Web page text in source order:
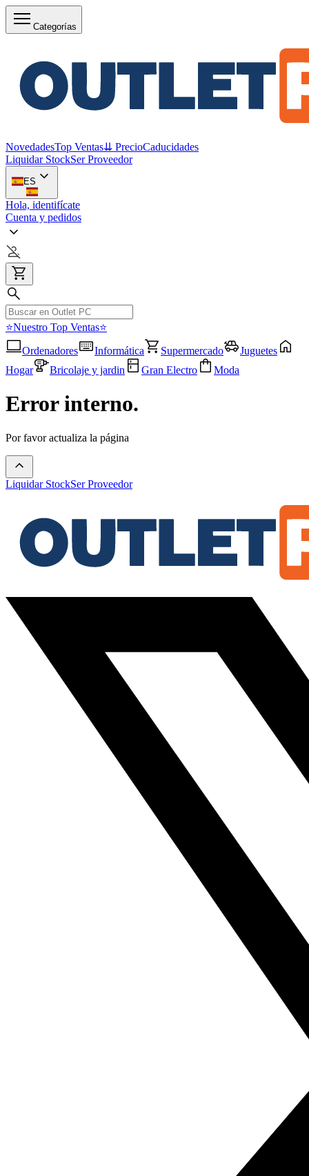
Categorías
NovedadesTop Ventas⇊ PrecioCaducidades
Liquidar StockSer Proveedor
ES
Hola, identifícate
Cuenta y pedidos
⭐Nuestro Top Ventas⭐
Ordenadores
Informática Supermercado
Juguetes
Hogar
Bricolaje y jardin Gran Electro Moda
Error interno.
Por favor actualiza la página
Liquidar StockSer Proveedor